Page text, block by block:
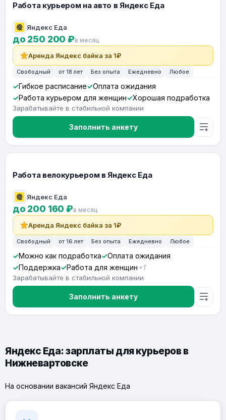
Работа курьером на авто в Яндекс Еда
Яндекс Еда
до 250 200 ₽в месяц
Аренда Яндекс байка за 1₽
Свободный от 18 лет Без опыта Ежедневно Любое
Гибкое расписание
Оплата ожидания
Работа курьером для женщин
Хорошая подработка
Зарабатывайте в стабильной компании
Заполнить анкету
Работа велокурьером в Яндекс Еда
Яндекс Еда
до 200 160 ₽в месяц
Аренда Яндекс байка за 1₽
Свободный от 16 лет Без опыта Ежедневно Любое
Можно как подработка
Оплата ожидания
Поддержка
Работа для женщин +1
Зарабатывайте в стабильной компании
Заполнить анкету
Яндекс Еда: зарплаты для курьеров в
Нижневартовске
На основании вакансий Яндекс Еда